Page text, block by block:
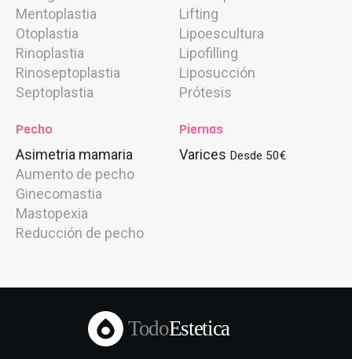
Mentoplastia
Otoplastia
Rinoplastia
Rinoseptoplastia
Septoplastia
Lifting
Lipoescultura
Lipofilling
Liposucción
Prótesis
Pecho
Asimetria mamaria
Aumento de pecho
Ginecomastia
Mastopexia
Reducción de pecho
Piernas
Varices Desde 50€
TodoEstetica